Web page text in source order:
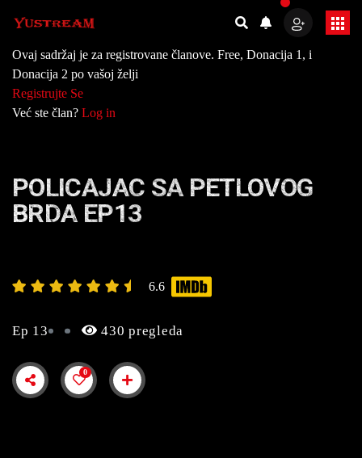
Ovaj sadržaj je za registrovane članove. Free, Donacija 1, i
Donacija 2 po vašoj želji
Registrujte Se
Već ste član? Log in
POLICAJAC SA PETLOVOG
BRDA EP13
6.6
Ep 13 430 pregleda
0